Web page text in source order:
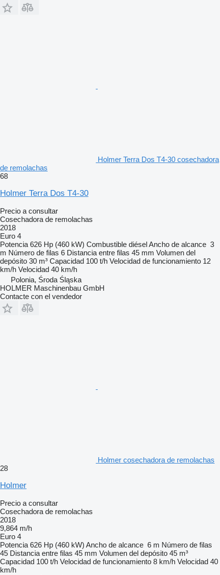
Holmer Terra Dos T4-30 cosechadora
de remolachas
68
Holmer Terra Dos T4-30
Precio a consultar
Cosechadora de remolachas
2018
Euro 4
Potencia 626 Hp (460 kW) Combustible diéselAncho de alcance 3
m Número de filas 6 Distancia entre filas 45 mm Volumen del
depósito 30 m³ Capacidad 100 t/h Velocidad de funcionamiento 12
km/h Velocidad 40 km/h
Polonia, Środa Śląska
HOLMER Maschinenbau GmbH
Contacte con el vendedor
Holmer cosechadora de remolachas
28
Holmer
Precio a consultar
Cosechadora de remolachas
2018
9,864 m/h
Euro 4
Potencia 626 Hp (460 kW) Ancho de alcance 6 m Número de filas
45 Distancia entre filas 45 mm Volumen del depósito 45 m³
Capacidad 100 t/h Velocidad de funcionamiento 8 km/h Velocidad 40
km/h